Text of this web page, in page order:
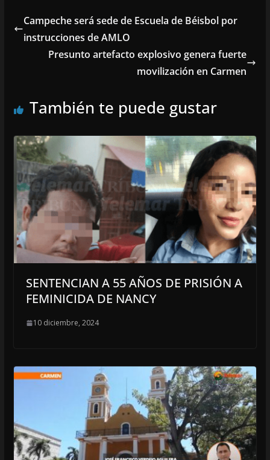
Campeche será sede de Escuela de Béisbol por
instrucciones de AMLO
Presunto artefacto explosivo genera fuerte
movilización en Carmen
También te puede gustar
SENTENCIAN A 55 AÑOS DE PRISIÓN A
FEMINICIDA DE NANCY
10 diciembre, 2024